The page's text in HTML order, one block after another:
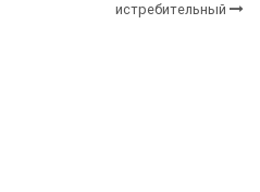
истребительный